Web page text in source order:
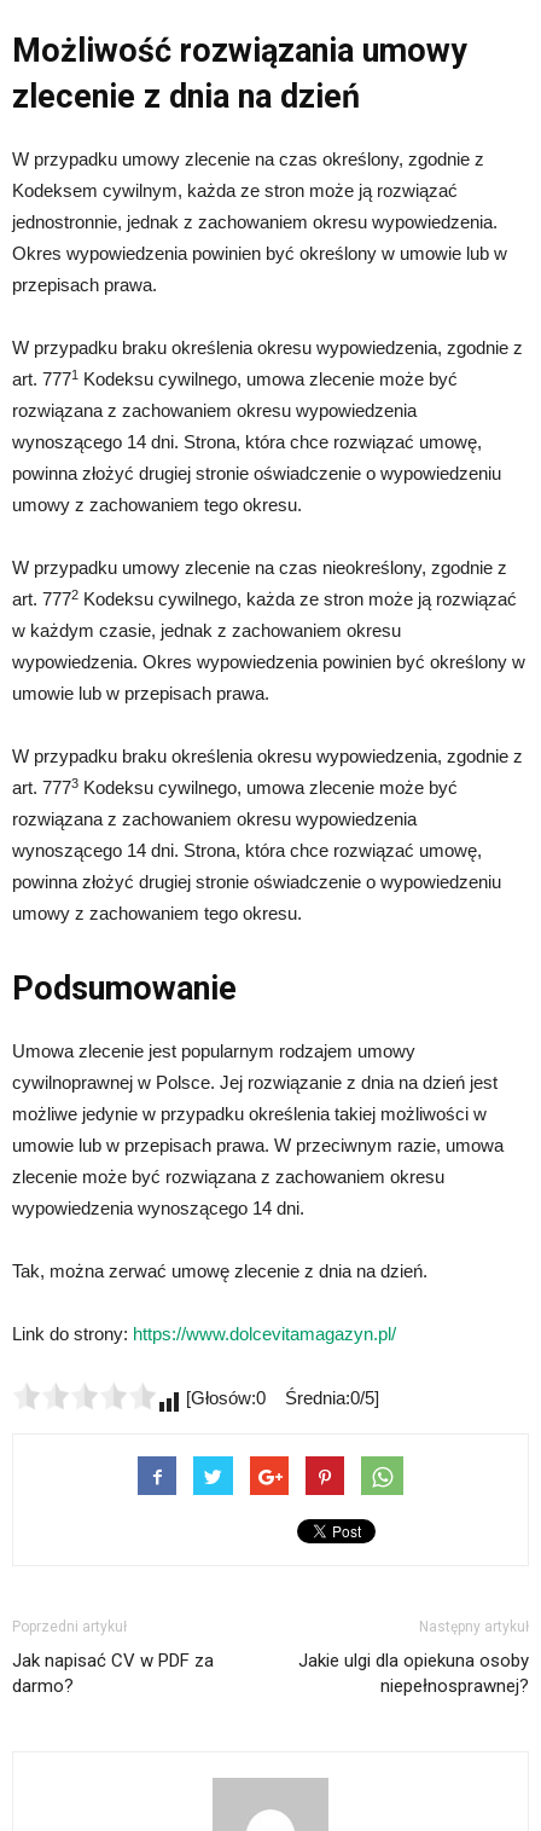
Możliwość rozwiązania umowy
zlecenie z dnia na dzień
W przypadku umowy zlecenie na czas określony, zgodnie z
Kodeksem cywilnym, każda ze stron może ją rozwiązać
jednostronnie, jednak z zachowaniem okresu wypowiedzenia.
Okres wypowiedzenia powinien być określony w umowie lub w
przepisach prawa.
W przypadku braku określenia okresu wypowiedzenia, zgodnie z
art. 7771 Kodeksu cywilnego, umowa zlecenie może być
rozwiązana z zachowaniem okresu wypowiedzenia
wynoszącego 14 dni. Strona, która chce rozwiązać umowę,
powinna złożyć drugiej stronie oświadczenie o wypowiedzeniu
umowy z zachowaniem tego okresu.
W przypadku umowy zlecenie na czas nieokreślony, zgodnie z
art. 7772 Kodeksu cywilnego, każda ze stron może ją rozwiązać
w każdym czasie, jednak z zachowaniem okresu
wypowiedzenia. Okres wypowiedzenia powinien być określony w
umowie lub w przepisach prawa.
W przypadku braku określenia okresu wypowiedzenia, zgodnie z
art. 7773 Kodeksu cywilnego, umowa zlecenie może być
rozwiązana z zachowaniem okresu wypowiedzenia
wynoszącego 14 dni. Strona, która chce rozwiązać umowę,
powinna złożyć drugiej stronie oświadczenie o wypowiedzeniu
umowy z zachowaniem tego okresu.
Podsumowanie
Umowa zlecenie jest popularnym rodzajem umowy
cywilnoprawnej w Polsce. Jej rozwiązanie z dnia na dzień jest
możliwe jedynie w przypadku określenia takiej możliwości w
umowie lub w przepisach prawa. W przeciwnym razie, umowa
zlecenie może być rozwiązana z zachowaniem okresu
wypowiedzenia wynoszącego 14 dni.
Tak, można zerwać umowę zlecenie z dnia na dzień.
Link do strony: https://www.dolcevitamagazyn.pl/
[Głosów:0 Średnia:0/5]
Poprzedni artykuł
Jak napisać CV w PDF za
darmo?
Następny artykuł
Jakie ulgi dla opiekuna osoby
niepełnosprawnej?